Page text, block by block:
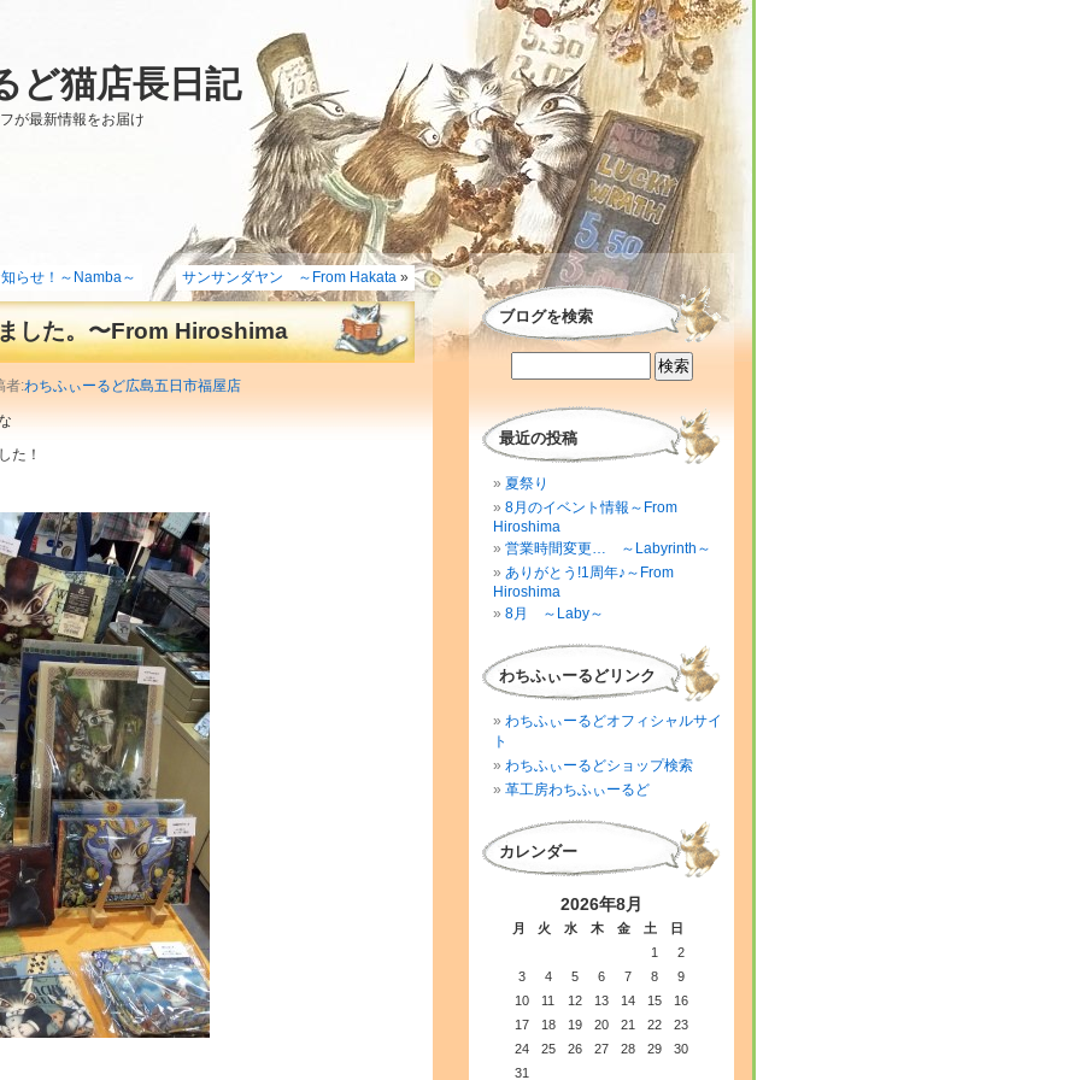
ど猫店長日記
が最新情報をお届け
らせ！～Namba～ サンサンダヤン ～From Hakata »
した。〜From Hiroshima
者:わちふぃーるど広島五日市福屋店
た！
ブログを検索
最近の投稿
夏祭り
8月のイベント情報～From
Hiroshima
営業時間変更… ～Labyrinth～
ありがとう!1周年♪～From
Hiroshima
8月 ～Laby～
わちふぃーるどリンク
わちふぃーるどオフィシャルサイ
ト
わちふぃーるどショップ検索
革工房わちふぃーるど
カレンダー
2026年8月
月 火 水 木 金 土
日
1
2
3
4 5 6 7 8
9
10
11 12 13 14 15
16
17
18 19 20 21 22
23
24
25 26 27 28 29
30
31